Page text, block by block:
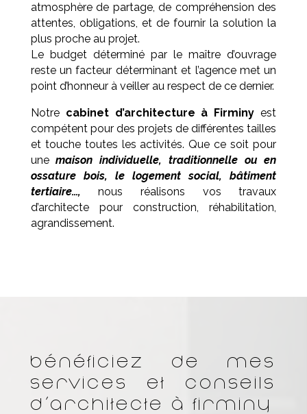
atmosphère de partage, de compréhension des
attentes, obligations, et de fournir la solution la
plus proche au projet.
Le budget déterminé par le maître d’ouvrage
reste un facteur déterminant et l’agence met un
point d’honneur à veiller au respect de ce dernier.
Notre cabinet d’architecture à Firminy est
compétent pour des projets de différentes tailles
et touche toutes les activités. Que ce soit pour
unemaison individuelle, traditionnelle ou en
ossature bois, le logement social, bâtiment
tertiaire…, nous réalisons vos travaux
d’architecte pour construction, réhabilitation,
agrandissement.
Bénéficiez de mes
services et conseils
d’architecte à Firminy